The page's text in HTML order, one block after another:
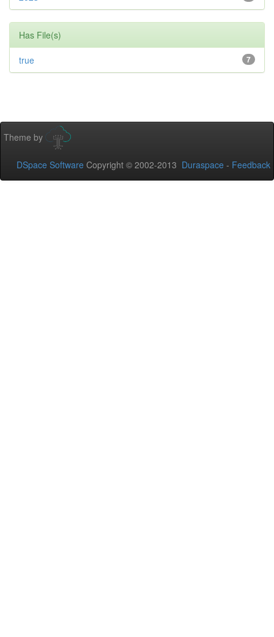
Has File(s)
7
true
Theme by
DSpace Software Copyright © 2002-2013 Duraspace - Feedback